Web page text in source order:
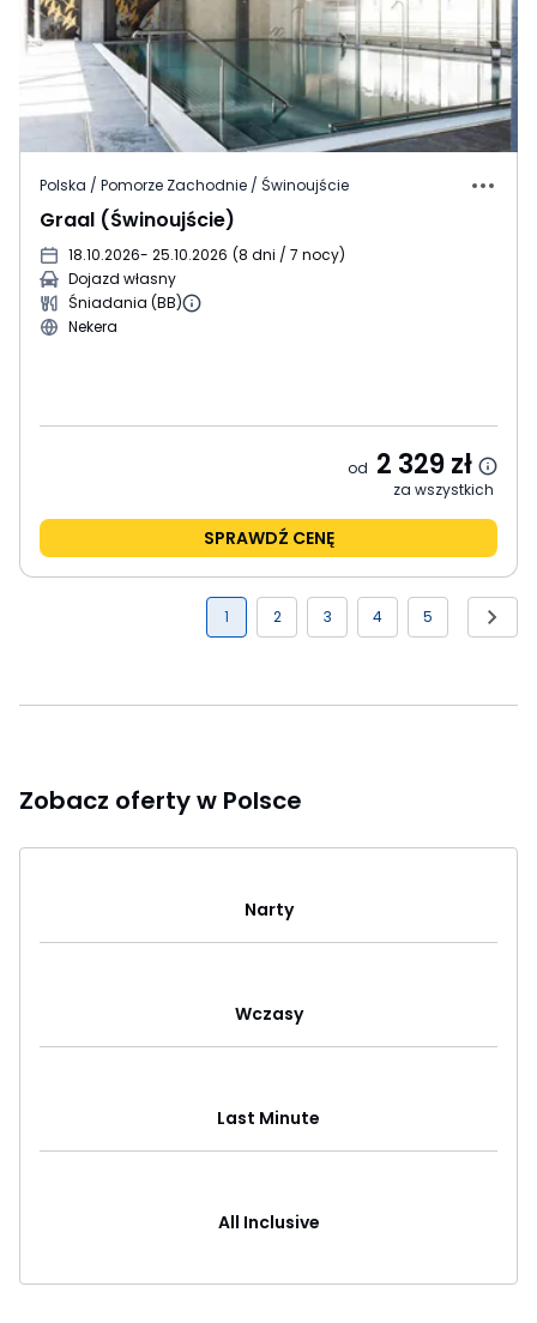
Polska / Pomorze Zachodnie / Świnoujście
Graal (Świnoujście)
18.10.2026- 25.10.2026 (8 dni / 7 nocy)
Dojazd własny
Śniadania (BB)
Nekera
od 2 329zł
za wszystkich
SPRAWDŹ CENĘ
1 2 3 4 5
Zobacz oferty w Polsce
Narty
Wczasy
Last Minute
All Inclusive